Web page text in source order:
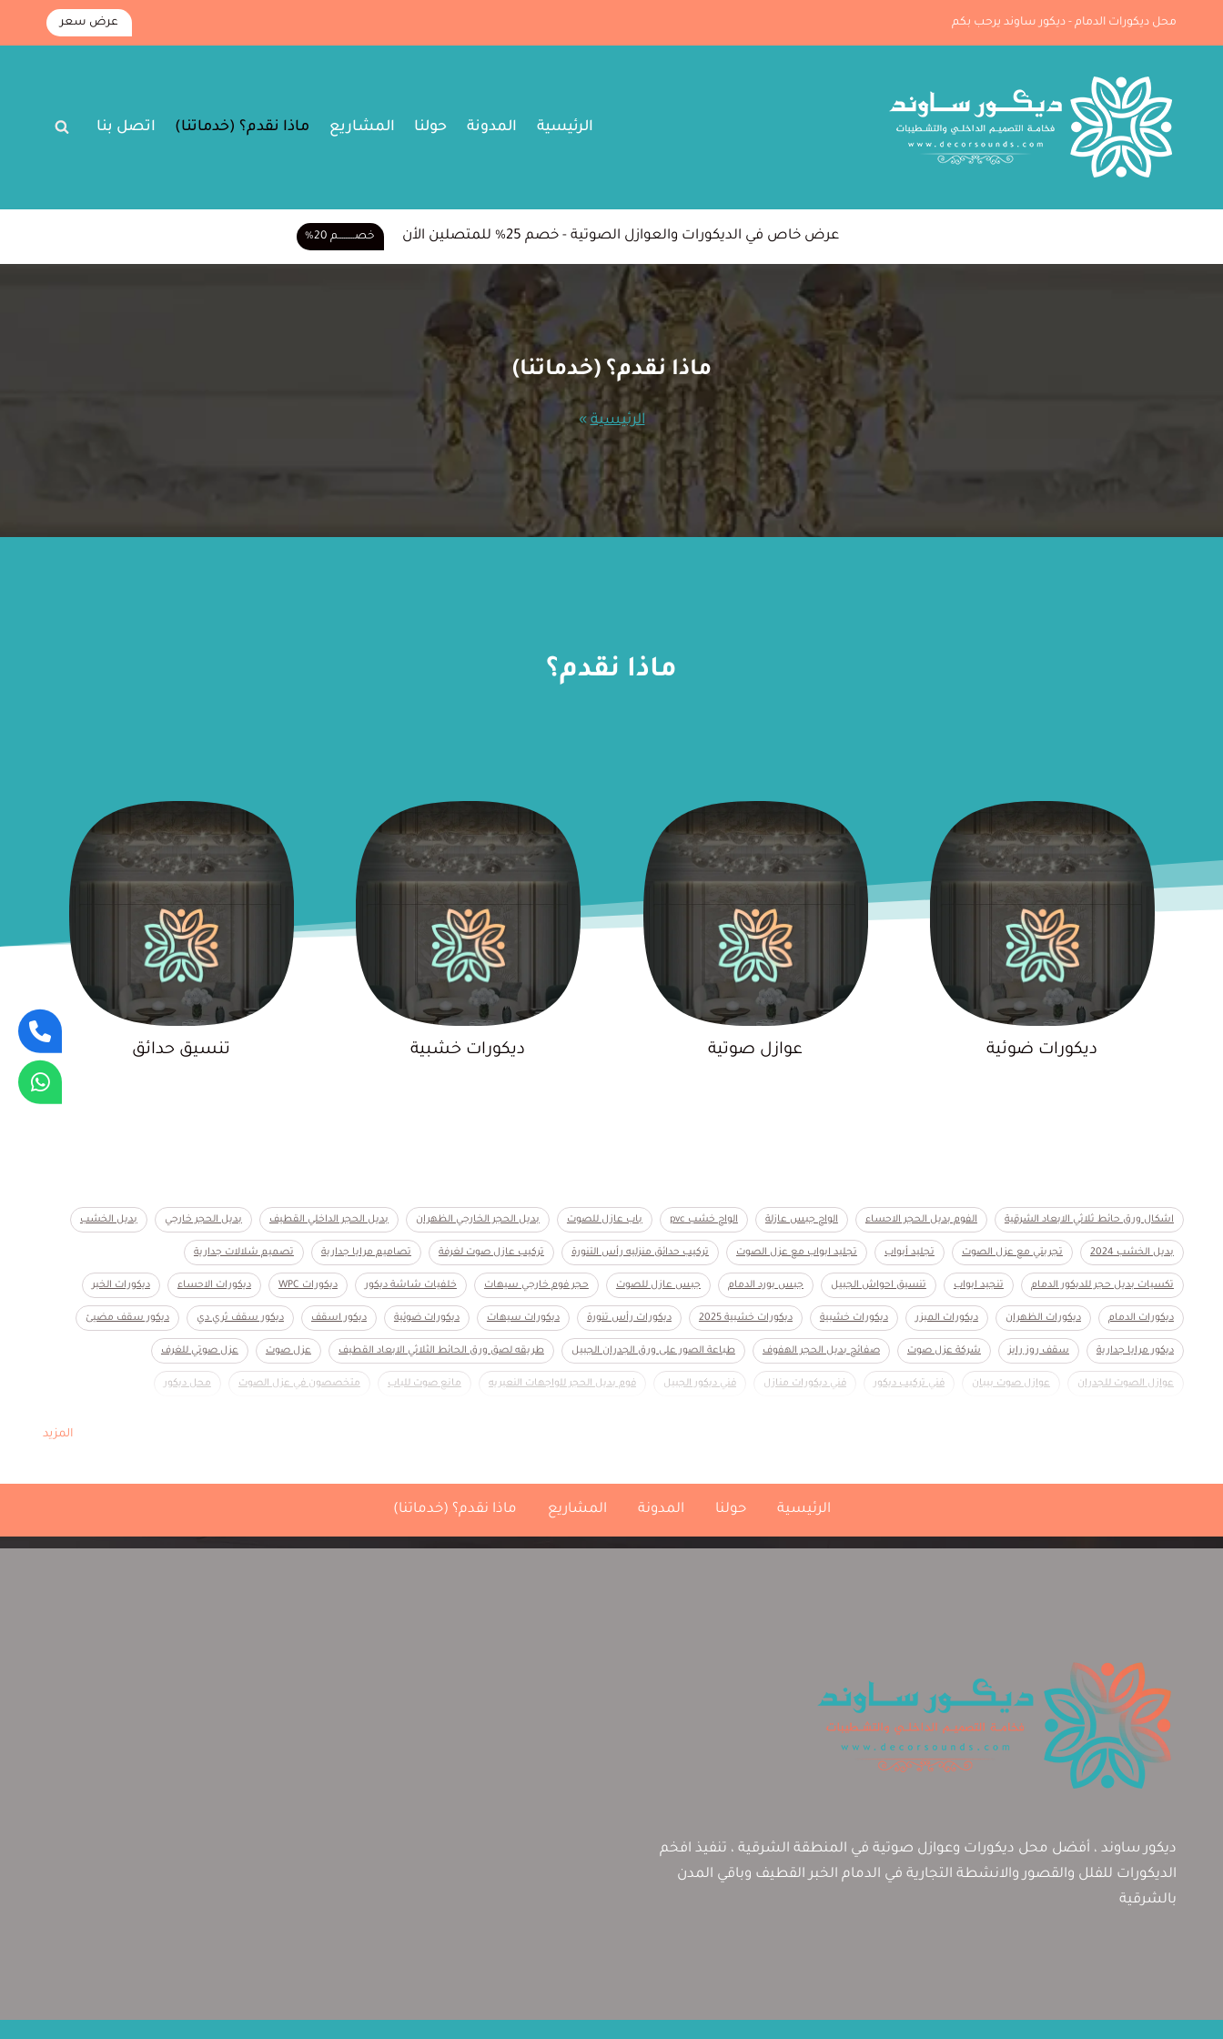
محل ديكورات الدمام - ديكور ساوند يرحب بكم عرض سعر
الرئيسية المدونة حولنا المشاريع ماذا نقدم؟ (خدماتنا) اتصل بنا
عرض خاص في الديكورات والعوازل الصوتية - خصم 25% للمتصلين الأن خصـــــــــم 20%
ماذا نقدم؟ (خدماتنا)
الرئيسية»
ماذا نقدم؟
ديكورات ضوئية عوازل صوتية ديكورات خشبية تنسيق حدائق
اشكال ورق حائط ثلاثي الابعاد الشرقية الفوم بديل الحجر الاحساء الواح جبس عازلة الواح خشب pvc باب عازل للصوت بديل الحجر الخارجي الظهران بديل الحجر الداخلي القطيف بديل الحجر خارجي بديل الخشب
بديل الخشب 2024 تجربتي مع عزل الصوت تجليد أبواب تجليد ابواب مع عزل الصوت تركيب حدائق منزليه رأس التنورة تركيب عازل صوت لغرفة تصاميم مرايا جدارية تصميم شلالات جدارية
تكسيات بديل حجر للديكور الدمام تنجيد ابواب تنسيق احواش الجبيل جبس بورد الدمام جبس عازل للصوت حجر فوم خارجي سيهات خلفيات شاشة ديكور ديكورات WPC ديكورات الاحساء ديكورات الخبر
ديكورات الدمام ديكورات الظهران ديكورات المبزر ديكورات خشبية ديكورات خشبية 2025 ديكورات رأس تنورة ديكورات سيهات ديكورات ضوئية ديكور اسقف ديكور سقف ثري دي ديكور سقف مضيئ
ديكور مرايا جدارية سقف روز رايز شركة عزل صوت صفائح بديل الحجر الهفوف طباعة الصور على ورق الجدران الجبيل طريقه لصق ورق الحائط الثلاثي الابعاد القطيف عزل صوت عزل صوتي للغرف
عوازل الصوت للجدران عوازل صوت بيبان فني تركيب ديكور فني ديكورات منازل فني ديكور الجبيل فوم بديل الحجر للواجهات النعيريه مانع صوت للباب متخصصون في عزل الصوت محل ديكور
المزيد
الرئيسية حولنا المدونة المشاريع ماذا نقدم؟ (خدماتنا)
ديكور ساوند ، أفضل محل ديكورات وعوازل صوتية في المنطقة الشرقية ، تنفيذ افخم
الديكورات للفلل والقصور والانشطة التجارية في الدمام الخبر القطيف وباقي المدن
بالشرقية